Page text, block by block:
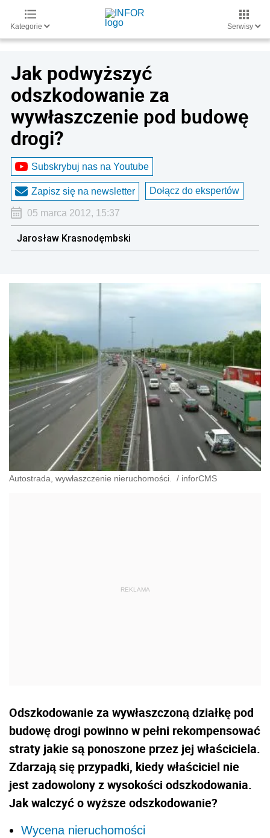
Kategorie Serwisy
Jak podwyższyć
odszkodowanie za
wywłaszczenie pod budowę
drogi?
Subskrybuj nas na Youtube
Zapisz się na newsletter Dołącz do ekspertów
05 marca 2012, 15:37
Jarosław Krasnodęmbski
Autostrada, wywłaszczenie nieruchomości. / inforCMS
Odszkodowanie za wywłaszczoną działkę pod
budowę drogi powinno w pełni rekompensować
straty jakie są ponoszone przez jej właściciela.
Zdarzają się przypadki, kiedy właściciel nie
jest zadowolony z wysokości odszkodowania.
Jak walczyć o wyższe odszkodowanie?
Wycena nieruchomości